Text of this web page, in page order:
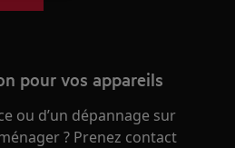
pour vos appareils
ou d’un dépannage sur
? Prenez contact